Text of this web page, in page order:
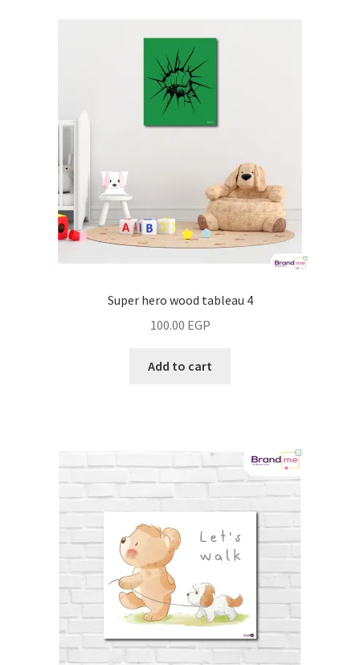
Super hero wood tableau 4
100.00 EGP
Add to cart